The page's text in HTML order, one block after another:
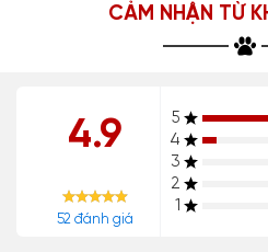
CẢM NHẬN TỪ
4.9
52 đánh giá
5
4
3
2
1